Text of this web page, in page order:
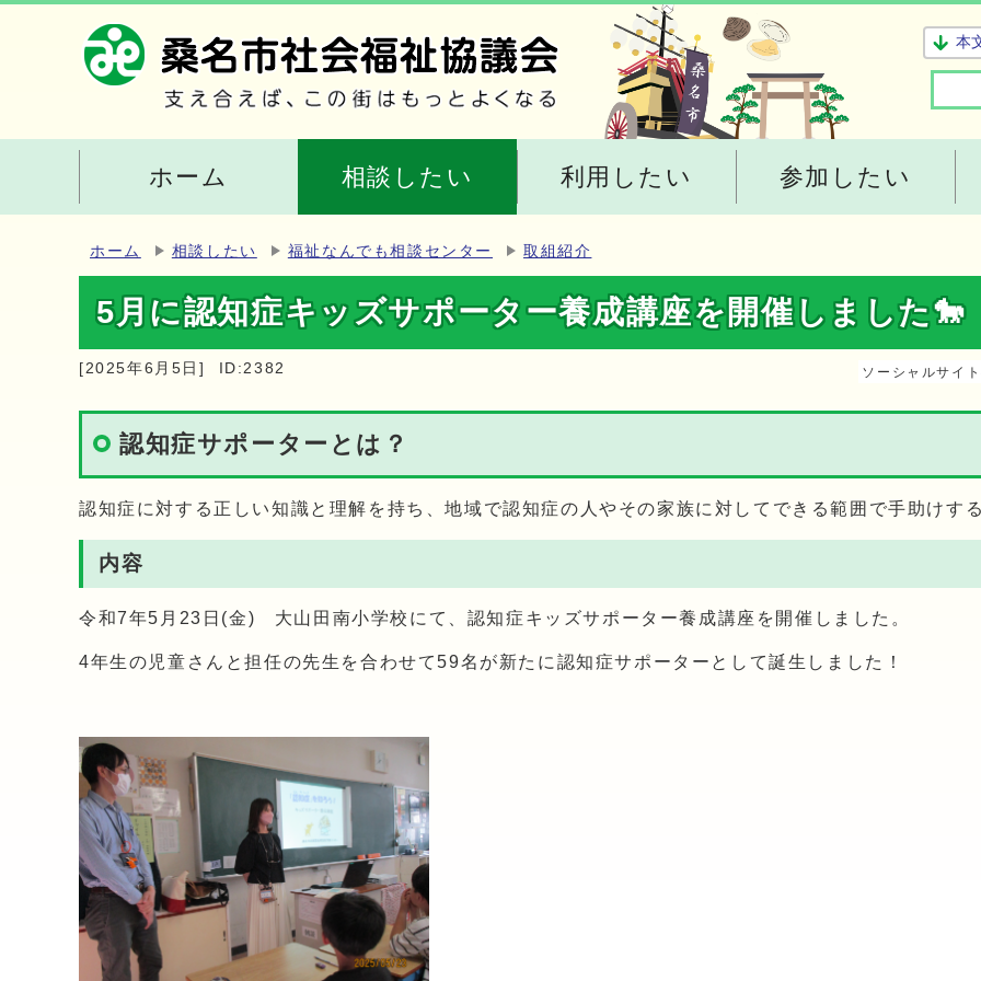
本
ホーム 相談したい 利用したい 参加したい
ホーム 相談したい 福祉なんでも相談センター 取組紹介
5月に認知症キッズサポーター養成講座を開催しました🐎
[2025年6月5日] ID:2382 ソーシャルサイ
認知症サポーターとは？
認知症に対する正しい知識と理解を持ち、地域で認知症の人やその家族に対してできる範囲で手助けす
内容
令和7年5月23日(金) 大山田南小学校にて、認知症キッズサポーター養成講座を開催しました。
4年生の児童さんと担任の先生を合わせて59名が新たに認知症サポーターとして誕生しました！